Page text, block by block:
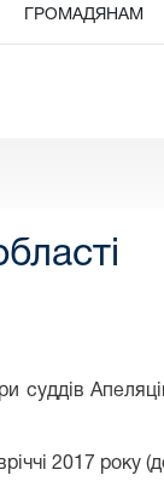
ГРОМАДЯНАМ
суддів
2017 року